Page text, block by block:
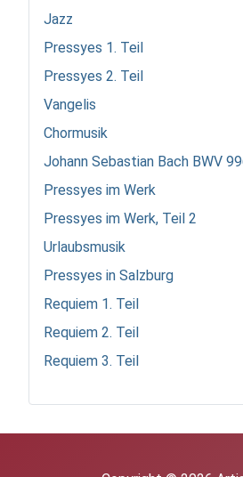
Jazz
Pressyes 1. Teil
Pressyes 2. Teil
Vangelis
Chormusik
Johann Sebastian Bach BWV
Pressyes im Werk
Pressyes im Werk, Teil 2
Urlaubsmusik
Pressyes in Salzburg
Requiem 1. Teil
Requiem 2. Teil
Requiem 3. Teil